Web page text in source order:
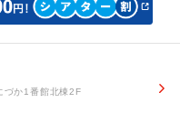
づか1番館北棟2F